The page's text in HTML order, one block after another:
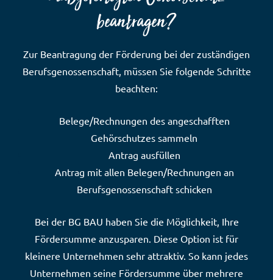
beantragen?
Zur Beantragung der Förderung bei der zuständigen
Berufsgenossenschaft, müssen Sie folgende Schritte
beachten:
Belege/Rechnungen des angeschafften
Gehörschutzes sammeln
Antrag ausfüllen
Antrag mit allen Belegen/Rechnungen an
Berufsgenossenschaft schicken
Bei der BG BAU haben Sie die Möglichkeit, Ihre
Fördersumme anzusparen. Diese Option ist für
kleinere Unternehmen sehr attraktiv. So kann jedes
Unternehmen seine Fördersumme über mehrere